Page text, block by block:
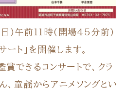
日)午前１１時(開場45分前)
ート」を開催します。
できるコンサートで、クラ
、童謡からアニメソングとい